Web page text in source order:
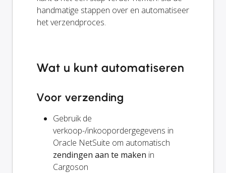
handmatige stappen over en automatiseer
het verzendproces.
Wat u kunt automatiseren
Voor verzending
Gebruik de
verkoop-/inkoopordergegevens in
Oracle NetSuite om automatisch
zendingen aan te maken in
Cargoson